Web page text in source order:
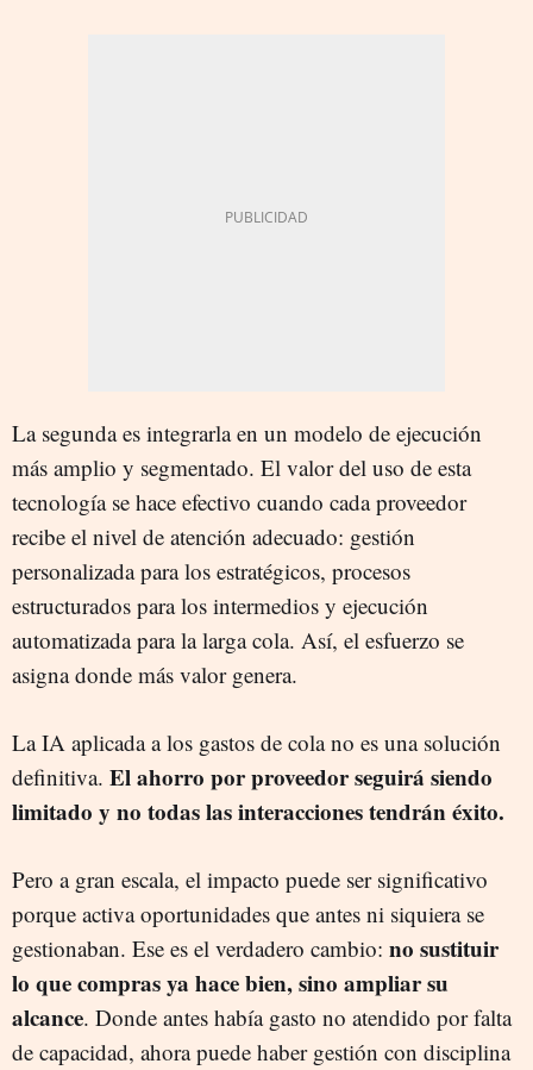
La segunda es integrarla en un modelo de ejecución
más amplio y segmentado. El valor del uso de esta
tecnología se hace efectivo cuando cada proveedor
recibe el nivel de atención adecuado: gestión
personalizada para los estratégicos, procesos
estructurados para los intermedios y ejecución
automatizada para la larga cola. Así, el esfuerzo se
asigna donde más valor genera.
La IA aplicada a los gastos de cola no es una solución
definitiva. El ahorro por proveedor seguirá siendo
limitado y no todas las interacciones tendrán éxito.
Pero a gran escala, el impacto puede ser significativo
porque activa oportunidades que antes ni siquiera se
gestionaban. Ese es el verdadero cambio: no sustituir
lo que compras ya hace bien, sino ampliar su
alcance. Donde antes había gasto no atendido por falta
de capacidad, ahora puede haber gestión con disciplina